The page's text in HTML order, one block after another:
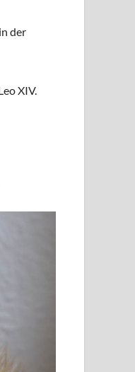
der
XIV.